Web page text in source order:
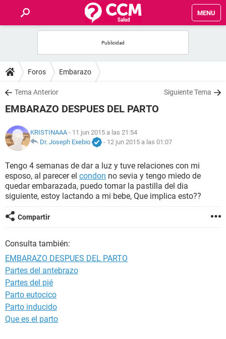
MENU
FOROS
SALUD
NUTRICIÓN
BIENESTAR
SEXUALIDAD
GLOSARIO
Foros Embarazo
Tema Anterior Siguiente Tema
EMBARAZO DESPUES DEL PARTO
KRISTINAAA- 11 jun 2015 a las 21:54
Dr. Joseph Exebio
- 12 jun 2015 a las 01:07
Tengo 4 semanas de dar a luz y tuve relaciones con mi
esposo, al parecer el condon no sevia y tengo miedo de
quedar embarazada, puedo tomar la pastilla del dia
siguiente, estoy lactando a mi bebe, Que implica esto??
Compartir
Consulta también:
EMBARAZO DESPUES DEL PARTO
Partes del antebrazo
Partes del pié
Parto eutocico
Parto inducido
Que es el parto